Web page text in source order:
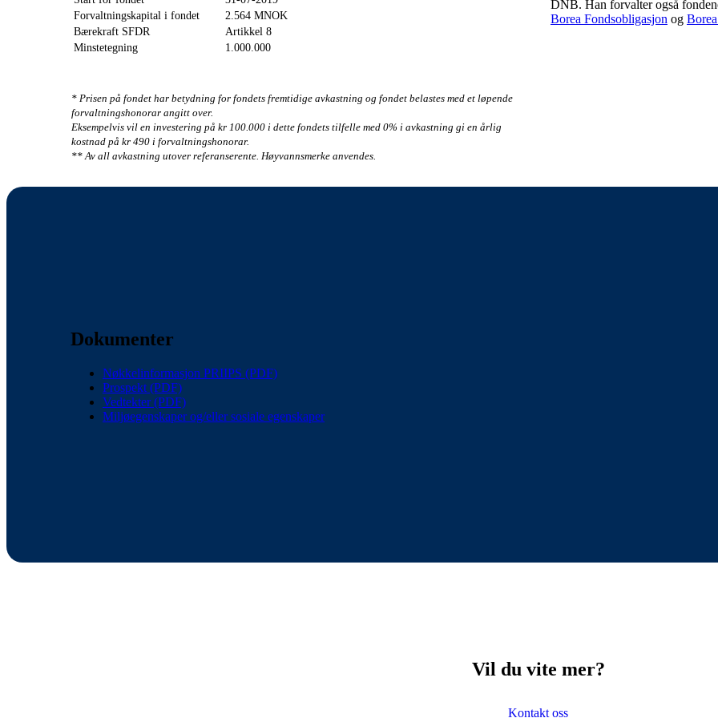
Forvaltningskapital i fondet
2.564 MNOK
Bærekraft SFDR
Artikkel 8
Minstetegning
1.000.000
* Prisen på fondet har betydning for fondets fremtidige avkastning og fondet belastes med et løpende
forvaltningshonorar angitt over.
Eksempelvis vil en investering på kr 100.000 i dette fondets tilfelle med 0% i avkastning gi en årlig
kostnad på kr 490 i forvaltningshonorar.
** Av all avkastning utover referanserente. Høyvannsmerke anvendes.
DNB. Han forvalter også
Borea Fondsobligasjonog
Dokumenter
Nøkkelinformasjon PRIIPS (PDF)
Prospekt (PDF)
Vedtekter (PDF)
Miljøegenskaper og/eller sosiale egenskaper
Vil du vite mer?
Kontakt oss